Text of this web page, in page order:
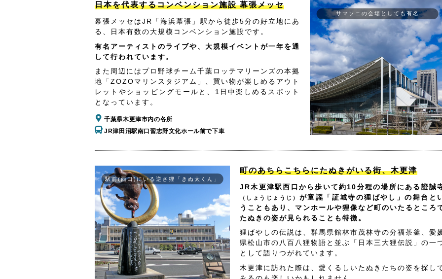
日本を代表するコンベンション施設 幕張メッセ
幕張メッセはJR「海浜幕張」駅から徒歩5分の好立地にあ
る、日本有数の大規模コンベンション施設です。
有名アーティストのライブや、大規模イベントが一年を通
して行われています。
また周辺にはプロ野球チーム千葉ロッテマリーンズの本拠
地「ZOZOマリンスタジアム」、買い物が楽しめるアウト
レットやショッピングモールと、1日中楽しめるスポット
となっています。
千葉県木更津市内の各所
JR津田沼駅南口習志野文化ホール前で下車
サマソニの会場としても有名
駅前(西口)にいる逆さ狸「きぬ太くん」
町のあちらこちらにたぬきがいる街、木更津
JR木更津駅西口から歩いて約10分程の場所にある證誠
（しょうじょうじ） が童謡「証城寺の狸ばやし」の舞台と
うこともあり、マンホールや狸像など町のいたるところ
たぬきの姿が見られることも特徴。
狸ばやしの伝説は、群馬県館林市茂林寺の分福茶釜、愛
県松山市の八百八狸物語と並ぶ「日本三大狸伝説」の一
として語りつがれています。
木更津に訪れた際は、愛くるしいたぬきたちの姿を探し